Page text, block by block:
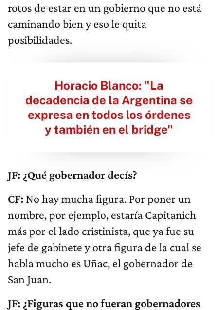
rotos de estar en un gobierno que no está
caminando bien y eso le quita
posibilidades.
Horacio Blanco: "La
decadencia de la Argentina se
expresa en todos los órdenes
y también en el bridge"
JF: ¿Qué gobernador decís?
CF: No hay mucha figura. Por poner un
nombre, por ejemplo, estaría Capitanich
más por el lado cristinista, que ya fue su
jefe de gabinete y otra figura de la cual se
habla mucho es Uñac, el gobernador de
San Juan.
JF: ¿Figuras que no fueran gobernadores